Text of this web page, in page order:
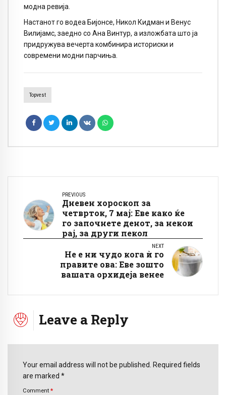
модна ревија.
Настанот го водеа Бијонсе, Никол Кидман и Венус
Вилијамс, заедно со Ана Винтур, а изложбата што ја
придружува вечерта комбинира историски и
современи модни парчиња.
Topvest
PREVIOUS
Дневен хороскоп за
четврток, 7 мај: Еве како ќе
го започнете денот, за некои
рај, за други пекол
NEXT
Не е ни чудо кога ѝ го
правите ова: Еве зошто
вашата орхидеја венее
Leave a Reply
Your email address will not be published. Required fields
are marked *
Comment *